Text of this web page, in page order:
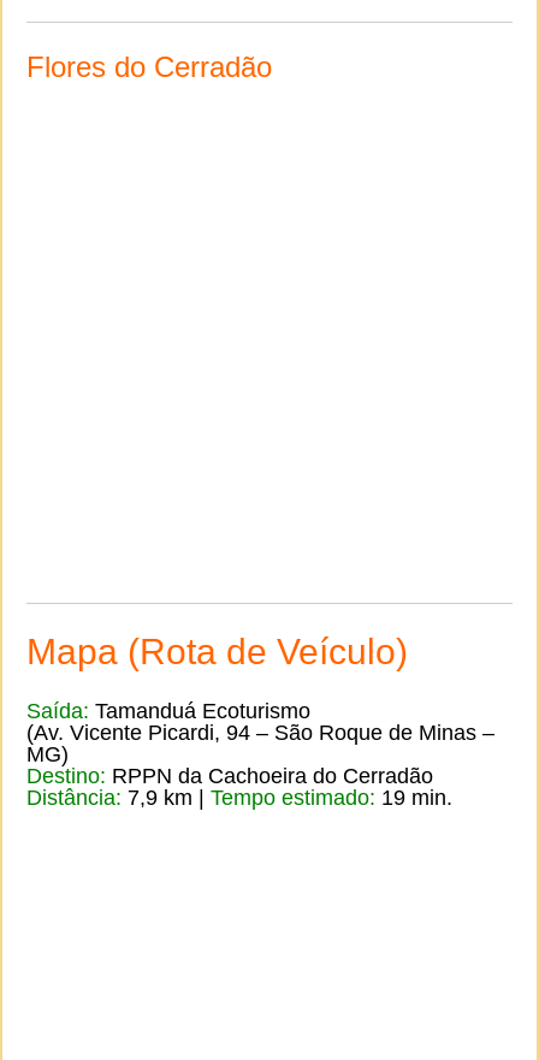
Flores do Cerradão
Mapa (Rota de Veículo)
Saída: Tamanduá Ecoturismo
(Av. Vicente Picardi, 94 – São Roque de Minas –
MG)
Destino: RPPN da Cachoeira do Cerradão
Distância: 7,9 km |Tempo estimado: 19 min.